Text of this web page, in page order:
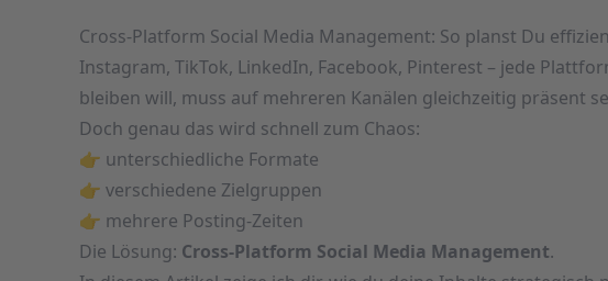
Cross-Platform Social Media Management: So planst Du
Instagram, TikTok, LinkedIn, Facebook, Pinterest – jede
bleiben will, muss auf mehreren Kanälen gleichzeitig präsent
Doch genau das wird schnell zum Chaos:
👉 unterschiedliche Formate
👉 verschiedene Zielgruppen
👉 mehrere Posting-Zeiten
Die Lösung: Cross-Platform Social Media Management.